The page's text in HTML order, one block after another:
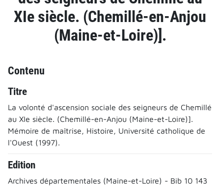
XIe siècle. (Chemillé-en-Anjou
(Maine-et-Loire)].
Contenu
Titre
La volonté d'ascension sociale des seigneurs de Chemillé
au XIe siècle. (Chemillé-en-Anjou (Maine-et-Loire)].
Mémoire de maîtrise, Histoire, Université catholique de
l'Ouest (1997).
Edition
Archives départementales (Maine-et-Loire) - Bib 10 143